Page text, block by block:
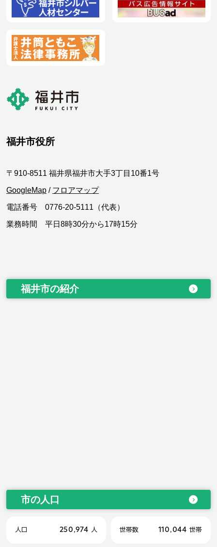
福井市役所
〒910-8511 福井県福井市大手3丁目10番1号
GoogleMap / フロアマップ
電話番号 0776-20-5111（代表）
業務時間 平日8時30分から17時15分
福井市の紹介
市の人口
人口 250,974 人 世帯数 110,044 世帯